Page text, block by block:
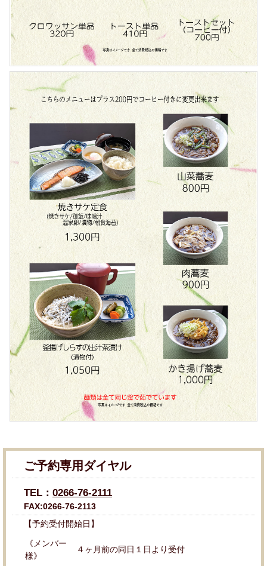
ご予約専用ダイヤル
TEL： 0266-76-2111
FAX:0266-76-2113
【予約受付開始日】
《メンバー
様》
４ヶ月前の同日１日より受付